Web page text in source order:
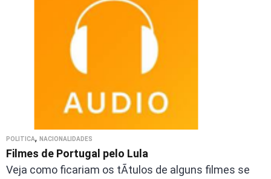
POLÍTICA, NACIONALIDADES
Filmes de Portugal pelo Lula
Veja como ficariam os tÃ­tulos de alguns filmes se